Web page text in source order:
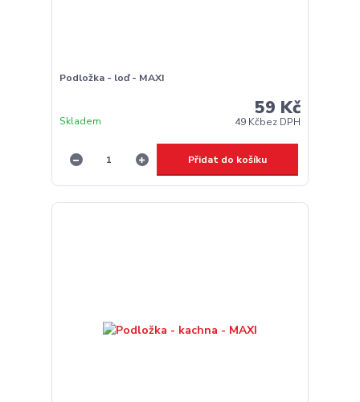
Podložka - loď - MAXI
59 Kč
49 Kčbez DPH
Skladem
Přidat do košíku